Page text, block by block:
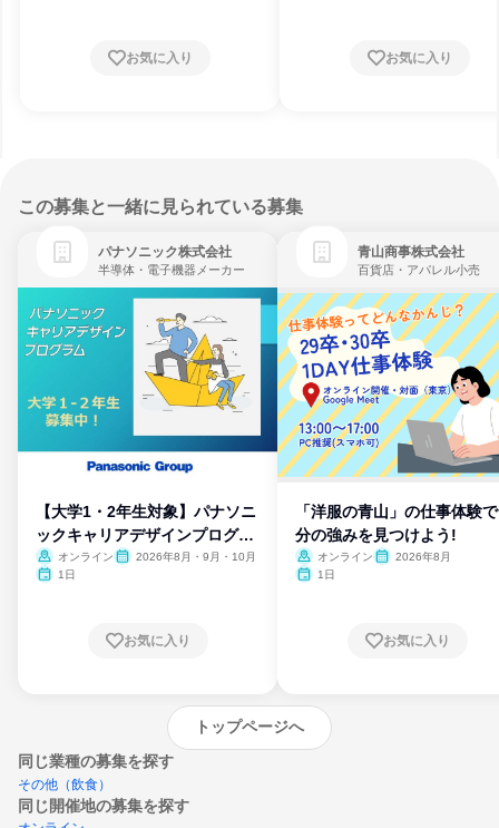
お気に入り お気に入り
この募集と一緒に見られている募集
パナソニック株式会社
半導体・電子機器メーカー
【大学1・2年生対象】パナソニ
ックキャリアデザインプログラ
ム
オンライン
2026年8月・9月・10月
1日
お気に入り
青山商事株式会社
百貨店・アパレル小売
「洋服の青山」の仕事体験
分の強みを見つけよう!
オンライン
2026年8月
1日
お気に入り
トップページへ
同じ業種の募集を探す
その他（飲食）
同じ開催地の募集を探す